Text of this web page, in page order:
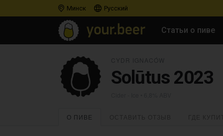
Минск Русский
Статьи о пиве
Solūtus 2023
О ПИВЕ